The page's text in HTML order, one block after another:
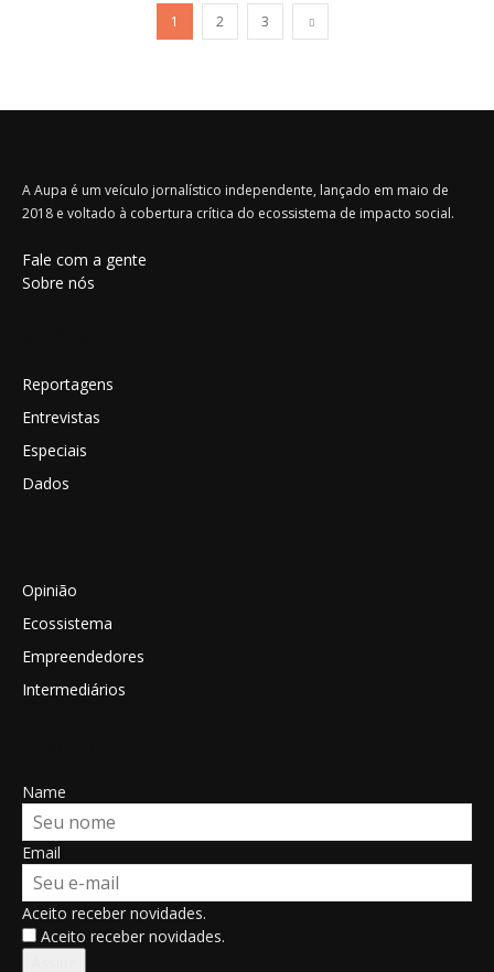
1 2 3
A Aupa é um veículo jornalístico independente, lançado em maio de
2018 e voltado à cobertura crítica do ecossistema de impacto social.
Fale com a gente
Sobre nós
Reportagens
Entrevistas
Especiais
Dados
Opinião
Ecossistema
Empreendedores
Intermediários
Name
Email
Aceito receber novidades.
Aceito receber novidades.